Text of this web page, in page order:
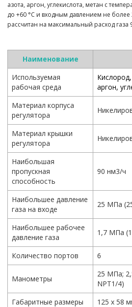
азота, аргон, углекислота, метан с
до +60 °С и входным давлением не более
рассчитан на максимальный расход газа
Наименование
Используемая
рабочая среда
аргон,
Материал корпуса
регулятора
Материал крышки
регулятора
Наибольшая
пропускная
способность
90 нм3/ч
Наибольшее давление
газа на входе
25 МПа
Наибольшее рабочее
давление газа
1,7 МПа
Количество портов 6
Манометры
25 МПа;
NPT1/4)
Габаритные размеры
125 х 58